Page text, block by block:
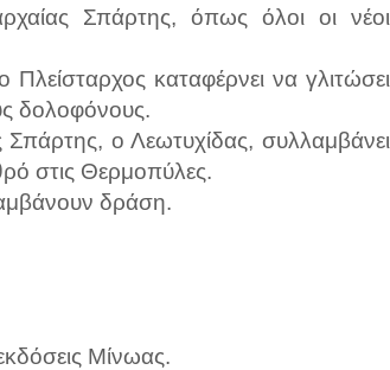
Σπάρτης, όπως όλοι οι νέοι
καταφέρνει να γλιτώσει
δολοφόνους.
ο Λεωτυχίδας, συλλαμβάνει
στις Θερμοπύλες.
δράση.
Μίνωας.